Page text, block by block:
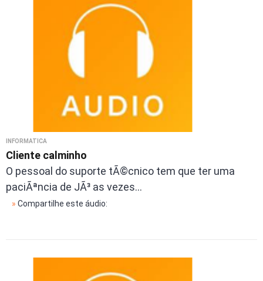
INFORMÁTICA
Cliente calminho
O pessoal do suporte tÃ©cnico tem que ter uma
paciÃªncia de JÃ³ as vezes...
» Compartilhe este áudio: